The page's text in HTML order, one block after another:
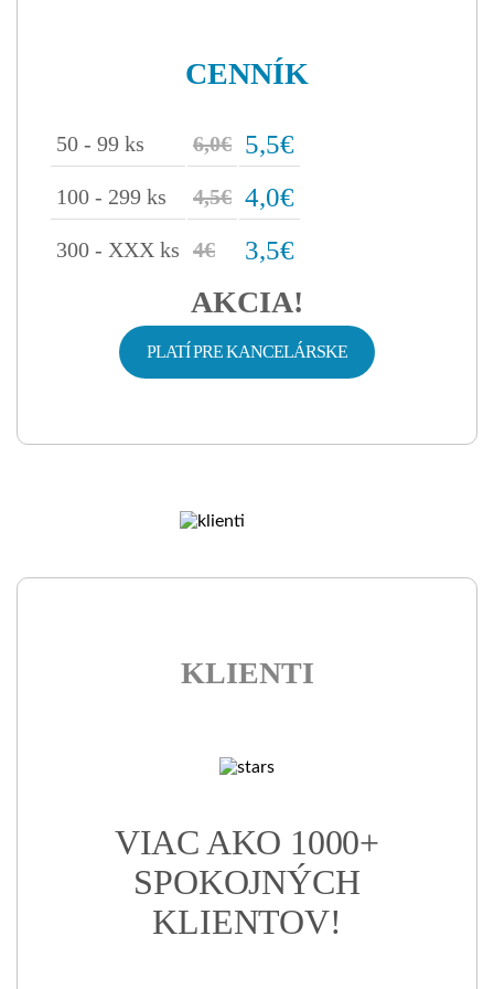
CENNÍK
50 - 99 ks 6,0€ 5,5€
100 - 299 ks 4,5€ 4,0€
300 - XXX ks 4€ 3,5€
AKCIA!
PLATÍ PRE KANCELÁRSKE
KLIENTI
VIAC AKO 1000+
SPOKOJNÝCH
KLIENTOV!